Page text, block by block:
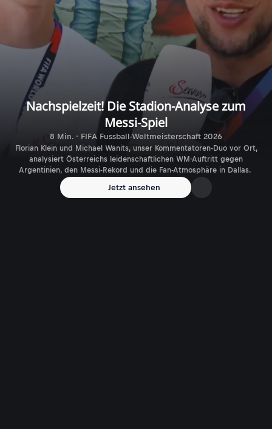
Nachspielzeit! Die Stadion-Analyse zum
Messi-Spiel
8 Min. · FIFA Fussball-Weltmeisterschaft 2026
Florian Klein und Michael Wanits, unser Kommentatoren-Duo vor Ort,
analysiert Österreichs leidenschaftlichen WM-Auftritt gegen
Argentinien, den Messi-Rekord und die Fan-Atmosphäre in Dallas.
Jetzt ansehen